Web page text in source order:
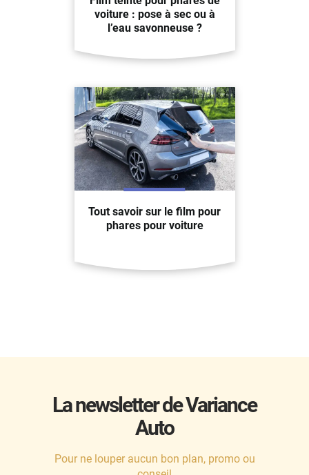
voiture : pose à sec ou à
l’eau savonneuse ?
Tout savoir sur le film pour
phares pour voiture
La newsletter de Variance
Auto
Pour ne louper aucun bon plan, promo ou